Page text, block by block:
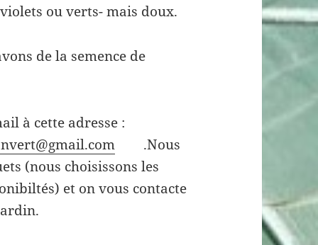
ou verts- mais doux.
de la semence de
à cette adresse :
.Nous
(nous choisissons les
et on vous contacte